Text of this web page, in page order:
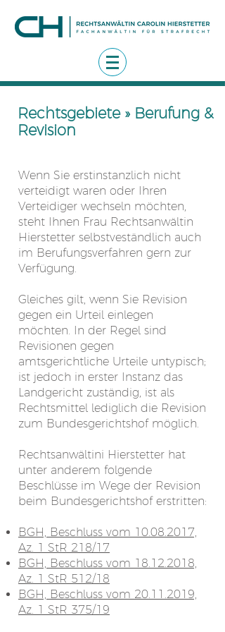
Rechtsgebiete » Berufung &
Revision
Wenn Sie erstinstanzlich nicht
verteidigt waren oder Ihren
Verteidiger wechseln möchten,
steht Ihnen Frau Rechtsanwältin
Hierstetter selbstveständlich auch
im Berufungsverfahren gern zur
Verfügung.
Gleiches gilt, wenn Sie Revision
gegen ein Urteil einlegen
möchten. In der Regel sind
Revisionen gegen
amtsgerichtliche Urteile untypisch;
ist jedoch in erster Instanz das
Landgericht zuständig, ist als
Rechtsmittel lediglich die Revision
zum Bundesgerichtshof möglich.
Rechtsanwältini Hierstetter hat
unter anderem folgende
Beschlüsse im Wege der Revision
beim Bundesgerichtshof erstritten:
BGH, Beschluss vom 10.08.2017,
Az. 1 StR 218/17
BGH, Beschluss vom 18.12.2018,
Az. 1 StR 512/18
BGH, Beschluss vom 20.11.2019,
Az. 1 StR 375/19